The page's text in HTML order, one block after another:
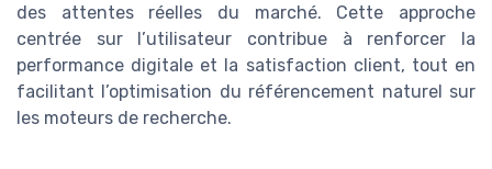
des attentes réelles du marché. Cette approche
centrée sur l’utilisateur contribue à renforcer la
performance digitale et la satisfaction client, tout en
facilitant l’optimisation du référencement naturel sur
les moteurs de recherche.